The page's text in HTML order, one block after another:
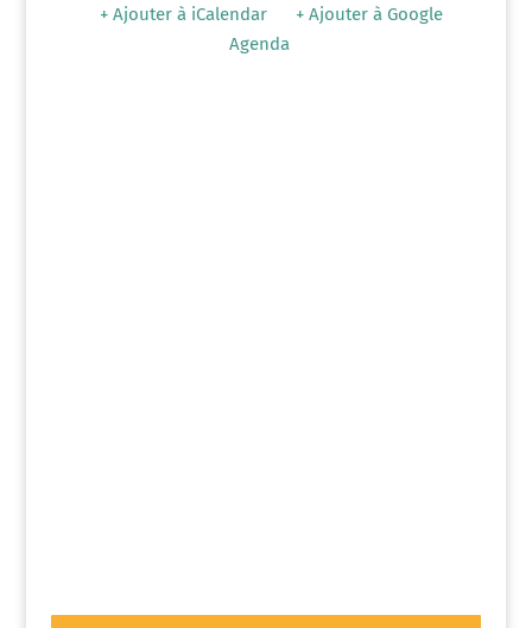
+ Ajouter à iCalendar
+ Ajouter à Google
Agenda